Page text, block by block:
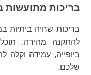
בריכות
בריכות שחיה ביתיות
להתקנה מהירה.
ביופייה, עמידה וקלה
שלכם.